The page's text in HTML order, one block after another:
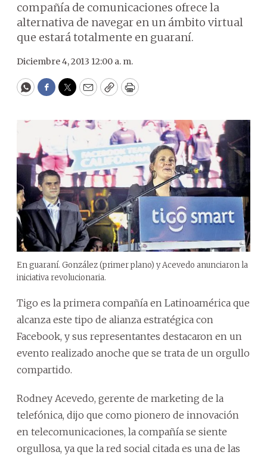
compañía de comunicaciones ofrece la
alternativa de navegar en un ámbito virtual
que estará totalmente en guaraní.
Diciembre 4, 2013 12:00 a. m.
WhatsApp
Facebook
Twitter
EmailCopyPrint
En guaraní. González (primer plano) y Acevedo anunciaron la
iniciativa revolucionaria.
Tigo es la primera compañía en Latinoamérica que
alcanza este tipo de alianza estratégica con
Facebook, y sus representantes destacaron en un
evento realizado anoche que se trata de un orgullo
compartido.
Rodney Acevedo, gerente de marketing de la
telefónica, dijo que como pionero de innovación
en telecomunicaciones, la compañía se siente
orgullosa, ya que la red social citada es una de las